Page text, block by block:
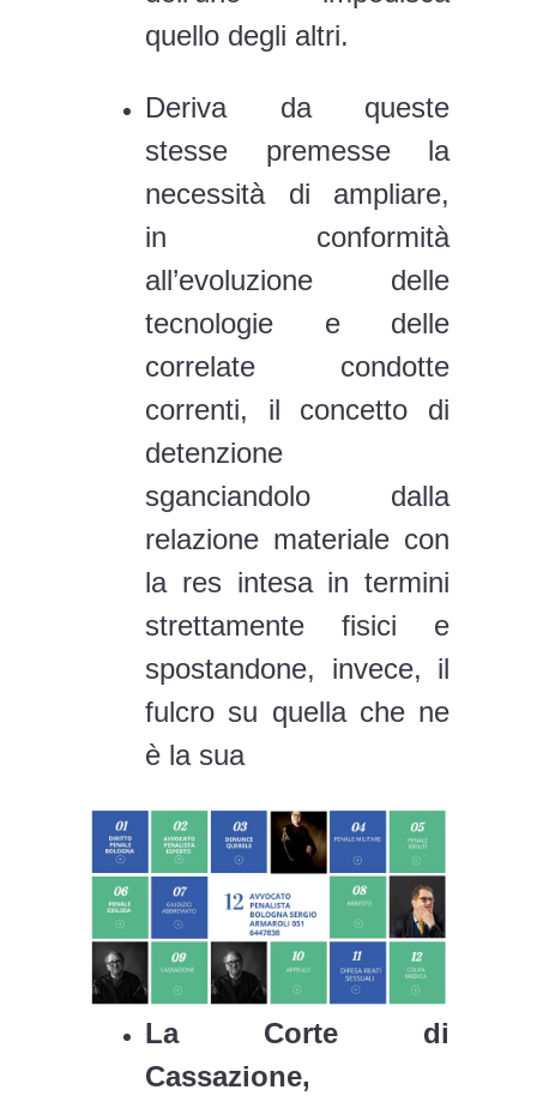
quello degli altri.
Deriva da queste
stesse premesse la
necessità di ampliare,
in conformità
all’evoluzione delle
tecnologie e delle
correlate condotte
correnti, il concetto di
detenzione
sganciandolo dalla
relazione materiale con
la res intesa in termini
strettamente fisici e
spostandone, invece, il
fulcro su quella che ne
è la sua
La Corte di
Cassazione,